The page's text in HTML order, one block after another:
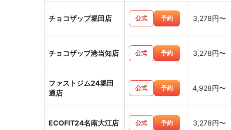
チョコザップ堀田店 公式 予約 3,278円〜
チョコザップ港当知店 公式 予約 3,278円〜
ファストジム24堀田
通店
公式 予約 4,928円〜
ECOFIT24名南大江店 公式 予約 3,278円〜